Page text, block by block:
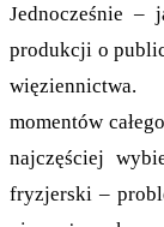
Jednocześnie
produkcji o
momentów
najczęściej
fryzjerski –